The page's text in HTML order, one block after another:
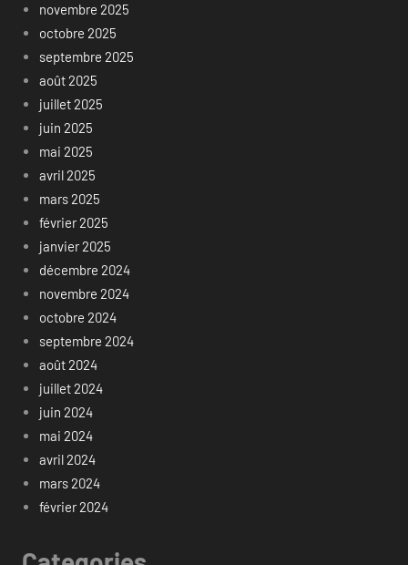
novembre 2025
octobre 2025
septembre 2025
août 2025
juillet 2025
juin 2025
mai 2025
avril 2025
mars 2025
février 2025
janvier 2025
décembre 2024
novembre 2024
octobre 2024
septembre 2024
août 2024
juillet 2024
juin 2024
mai 2024
avril 2024
mars 2024
février 2024